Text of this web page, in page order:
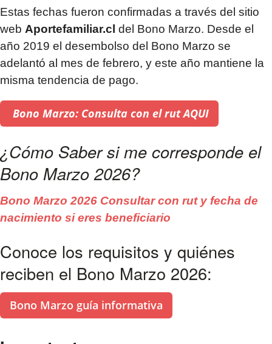
Estas fechas fueron confirmadas a través del sitio
web Aportefamiliar.cl del Bono Marzo. Desde el
año 2019 el desembolso del Bono Marzo se
adelantó al mes de febrero, y este año mantiene la
misma tendencia de pago.
Bono Marzo: Consulta con el rut AQUI
¿Cómo Saber si me corresponde el
Bono Marzo 2026?
Bono Marzo 2026 Consultar con rut y fecha de
nacimiento si eres beneficiario
Conoce los requisitos y quiénes
reciben el Bono Marzo 2026:
Bono Marzo guía informativa